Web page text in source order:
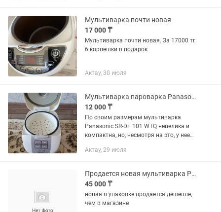
Мультиварка почти новая
17 000 ₸
Мультиварка почти новая. За 17000 тг.
6 корпешки в подарок
Актау, 30 июля
Мультиварка пароварка Panasonic SR-DF 101 WTQ
12 000 ₸
По своим размерам мультиварка
Panasonic SR-DF 101 WTQ невелика и
компактна, но, несмотря на это, у нее
пищи. Высота - 19.9 см. Ширина - 24.5
Актау, 29 июля
Продается новая мультиварка Polaris
45 000 ₸
новая в упаковке продается дешевле,
чем в магазине